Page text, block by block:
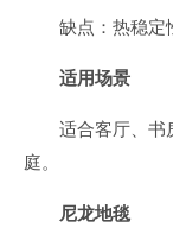
缺点：热稳定
适用场景
适合客厅、书
庭。
尼龙地毯